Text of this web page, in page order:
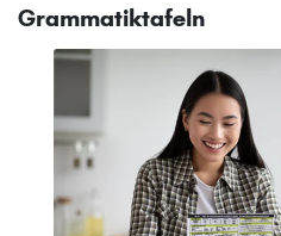
Grammatiktafeln